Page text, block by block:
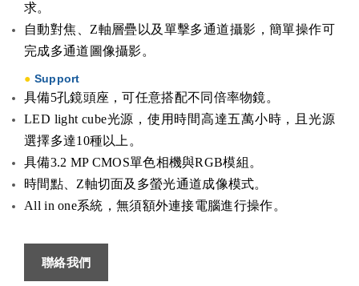
求。
自動對焦、Z軸層疊以及單擊多通道攝影，簡單操作可
完成多通道圖像攝影。
● Support
具備5孔鏡頭座，可任意搭配不同倍率物鏡。
LED light cube光源，使用時間高達五萬小時，且光源
選擇多達10種以上。
具備3.2 MP CMOS單色相機與RGB模組。
時間點、Z軸切面及多螢光通道成像模式。
All in one系統，無須額外連接電腦進行操作。
聯絡我們